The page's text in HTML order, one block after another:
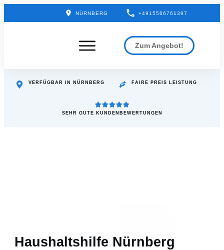
NÜRNBERG +4915566761397
Zum Angebot!
VERFÜGBAR IN NÜRNBERG FAIRE PREIS LEISTUNG
SEHR GUTE KUNDENBEWERTUNGEN
Haushaltshilfe Nürnberg